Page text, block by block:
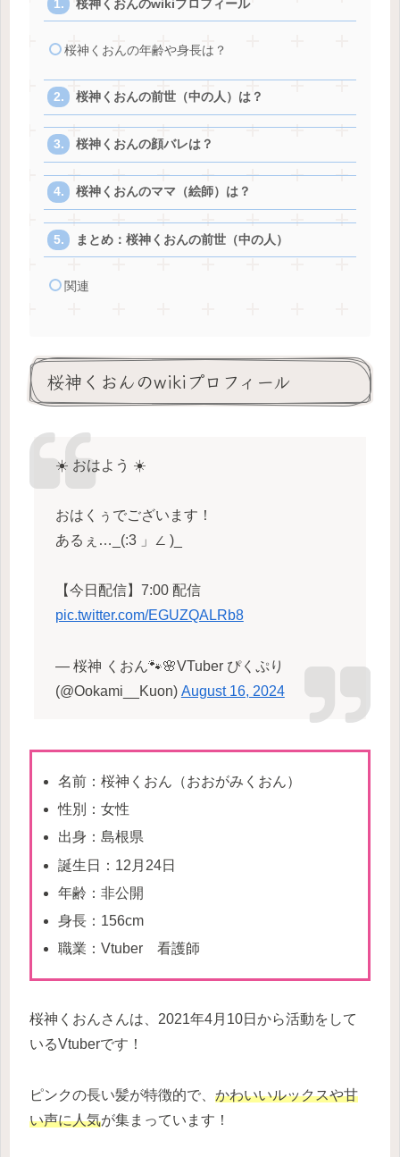
桜神くおんのwikiプロフィール
桜神くおんの年齢や身長は？
桜神くおんの前世（中の人）は？
桜神くおんの顔バレは？
桜神くおんのママ（絵師）は？
まとめ：桜神くおんの前世（中の人）
関連
桜神くおんのwikiプロフィール
☀️ おはよう ☀️
おはくぅでございます！
あるぇ…_(:3 」∠ )_
【今日配信】7:00 配信
pic.twitter.com/EGUZQALRb8
— 桜神 くおん🐾🌸VTuber ぴくぷり
(@Ookami__Kuon) August 16, 2024
名前：桜神くおん（おおがみくおん）
性別：女性
出身：島根県
誕生日：12月24日
年齢：非公開
身長：156cm
職業：Vtuber 看護師
桜神くおんさんは、2021年4月10日から活動をして
いるVtuberです！
ピンクの長い髪が特徴的で、 かわいいルックスや甘
い声に人気が集まっています！